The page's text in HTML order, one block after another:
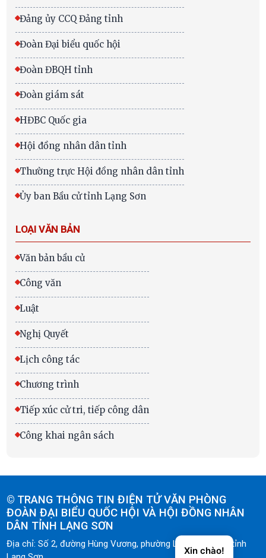
Đảng ủy CCQ Đảng tỉnh
Đoàn Đại biểu quốc hội
Đoàn ĐBQH tỉnh
Đoàn giám sát
HĐBC Quốc gia
Hội đồng nhân dân tỉnh
Thường trực Hội đồng nhân dân tỉnh
Ủy ban Bầu cử tỉnh Lạng Sơn
LOẠI VĂN BẢN
Văn bản bầu cử
Công văn
Luật
Nghị Quyết
Lịch công tác
Chương trình
Tiếp xúc cử tri, tiếp công dân
Công khai ngân sách
© TRANG THÔNG TIN ĐIỆN TỬ VĂN PHÒNG
ĐOÀN ĐẠI BIỂU QUỐC HỘI VÀ HỘI ĐỒNG NHÂN
DÂN TỈNH LẠNG SƠN
Địa chỉ: Số 2, đường Hùng Vương, phường Lương Văn Tri, tỉnh
Xin chào!